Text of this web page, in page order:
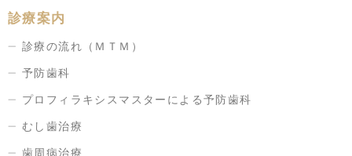
診療案内
診療の流れ（ＭＴＭ）
予防歯科
プロフィラキシスマスターによる予防歯科
むし歯治療
歯周病治療